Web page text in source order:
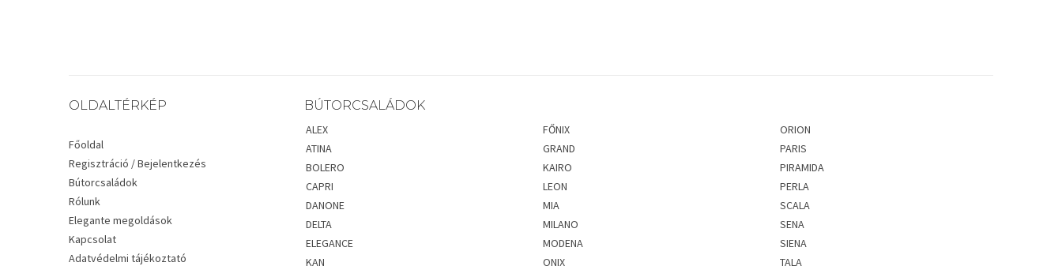
BÚTORCSALÁDOK
OLDALTÉRKÉP
Főoldal
Regisztráció / Bejelentkezés
Bútorcsaládok
Rólunk
Elegante megoldások
Kapcsolat
Adatvédelmi tájékoztató
ALEX
ATINA
BOLERO
CAPRI
DANONE
DELTA
ELEGANCE
KAN
FŐNIX
GRAND
KAIRO
LEON
MIA
MILANO
MODENA
ONIX
ORION
PARIS
PIRAMIDA
PERLA
SCALA
SENA
SIENA
TALA